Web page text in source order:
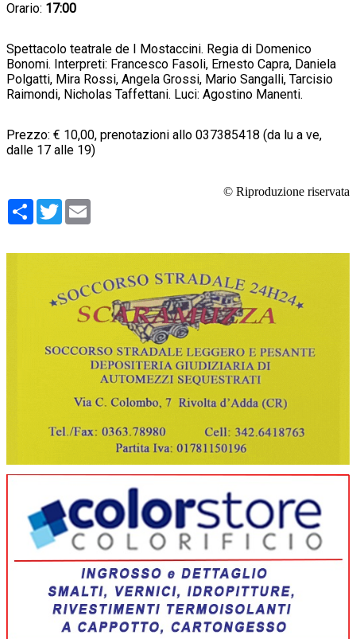
Orario: 17:00
Spettacolo teatrale de I Mostaccini. Regia di Domenico
Bonomi. Interpreti: Francesco Fasoli, Ernesto Capra, Daniela
Polgatti, Mira Rossi, Angela Grossi, Mario Sangalli, Tarcisio
Raimondi, Nicholas Taffettani. Luci: Agostino Manenti.
Prezzo: € 10,00, prenotazioni allo 037385418 (da lu a ve,
dalle 17 alle 19)
© Riproduzione riservata
Condividi
Twitter